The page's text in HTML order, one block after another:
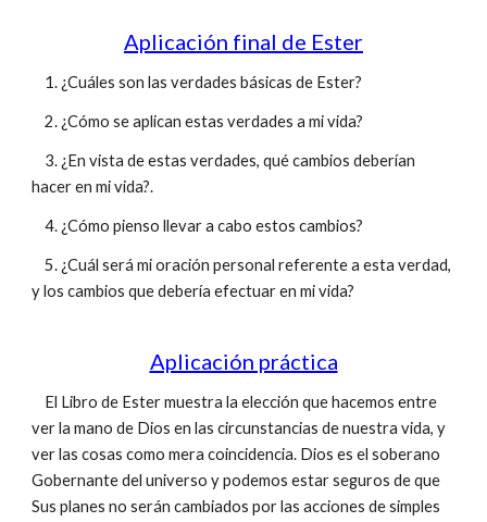
Aplicación final de Ester
1. ¿Cuáles son las verdades básicas de Ester?
2. ¿Cómo se aplican estas verdades a mi vida?
3. ¿En vista de estas verdades, qué cambios deberían
hacer en mi vida?.
4. ¿Cómo pienso llevar a cabo estos cambios?
5. ¿Cuál será mi oración personal referente a esta verdad,
y los cambios que debería efectuar en mi vida?
Aplicación práctica
El Libro de Ester muestra la elección que hacemos entre
ver la mano de Dios en las circunstancias de nuestra vida, y
ver las cosas como mera coincidencia. Dios es el soberano
Gobernante del universo y podemos estar seguros de que
Sus planes no serán cambiados por las acciones de simples